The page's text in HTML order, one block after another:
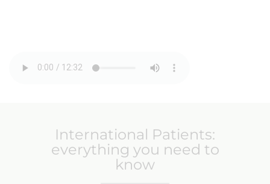
International Patients:
everything you need to
know